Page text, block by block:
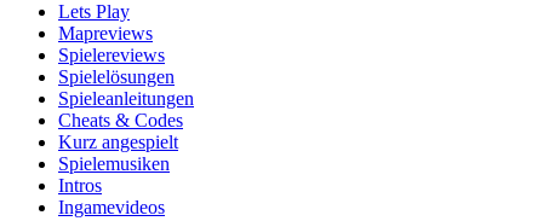
Lets Play
Mapreviews
Spielereviews
Spielelösungen
Spieleanleitungen
Cheats & Codes
Kurz angespielt
Spielemusiken
Intros
Ingamevideos